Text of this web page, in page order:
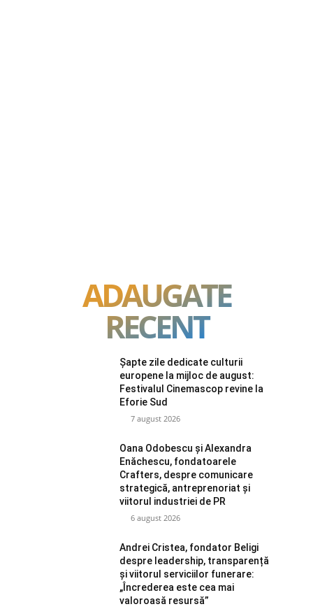
ADAUGATE
RECENT
Șapte zile dedicate culturii
europene la mijloc de august:
Festivalul Cinemascop revine la
Eforie Sud
7 august 2026
Oana Odobescu și Alexandra
Enăchescu, fondatoarele
Crafters, despre comunicare
strategică, antreprenoriat și
viitorul industriei de PR
6 august 2026
Andrei Cristea, fondator Beligi
despre leadership, transparență
și viitorul serviciilor funerare:
„Încrederea este cea mai
valoroasă resursă”